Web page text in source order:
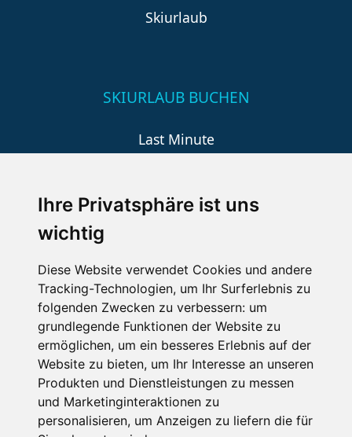
Ihre Privatsphäre ist uns
wichtig
Diese Website verwendet Cookies und andere
Tracking-Technologien, um Ihr Surferlebnis zu
folgenden Zwecken zu verbessern: um
grundlegende Funktionen der Website zu
ermöglichen, um ein besseres Erlebnis auf der
Website zu bieten, um Ihr Interesse an unseren
Produkten und Dienstleistungen zu messen
und Marketinginteraktionen zu
personalisieren, um Anzeigen zu liefern die für
Skiurlaub
SKIURLAUB BUCHEN
Last Minute
Wellness
SCHNEEHÖHEN SKI APP
Die Schneehoehen Ski APP für iOS und Android - Ein
Muss für alle Wintersportler und Schneefreaks!